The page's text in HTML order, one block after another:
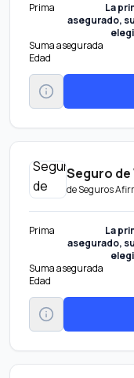
Prima
La
asegurado,
Suma asegurada
Edad
Seguro de
deSeguros
Prima
La
asegurado,
Suma asegurada
Edad